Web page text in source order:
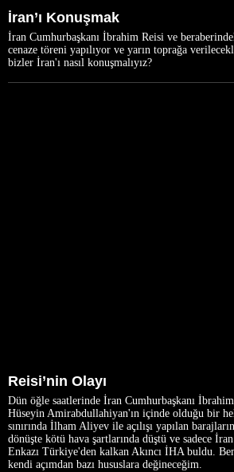
İran’ı Konuşmak
İran Cumhurbaşkanı İbrahim Reisi ve
cenaze töreni yapılıyor ve yarın toprağa
bizler İran'ı nasıl konuşmalıyız?
Reisi’nin Olayı
Dün öğle saatlerinde İran Cumhurbaşkanı
Hüseyin Amirabdullahiyan'ın içinde olduğu bir
sınırında İlham Aliyev ile açılışı yapılan
dönüşte kötü hava şartlarında düştü ve sadece
Enkazı Türkiye'den kalkan Akıncı İHA buldu.
kendi açımdan bazı hususlara değineceğim.